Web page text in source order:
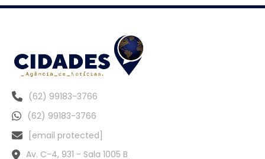
(62) 99183-3766
(62) 99183-3766
[email protected]
Av. C-4, 931 - Sala 1005 B